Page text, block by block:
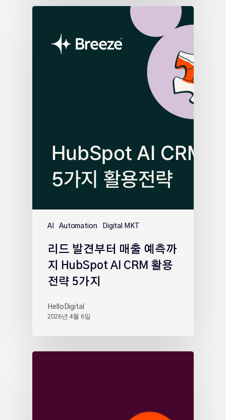
AI Automation Digital MKT
리드 발견부터 매출 예측까
지 HubSpot AI CRM 활용
전략 5가지
HelloDigital
2026년 4월 6일